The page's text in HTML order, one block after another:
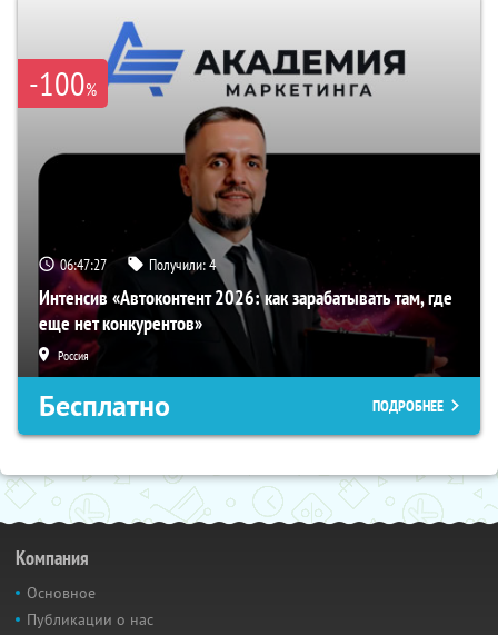
-100%
06:47:26 Получили:4
Интенсив «Автоконтент 2026: как зарабатывать там, где
еще нет конкурентов»
Россия
Бесплатно ПОДРОБНЕЕ
Компания
Основное
Публикации о нас